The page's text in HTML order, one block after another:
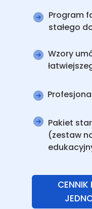
Wzory
Program
stałego
Pakiet
(zestaw
CENNIK